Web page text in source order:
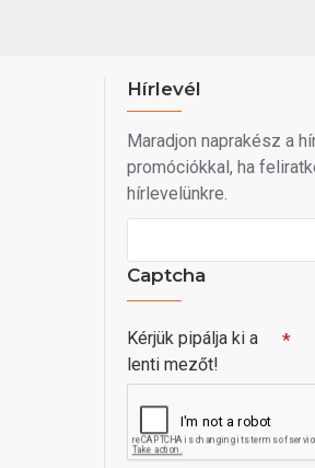
Hírlevél
Maradjon naprakész a
promóciókkal, ha
hírlevelünkre.
Captcha
Kérjük pipálja ki a
lenti mezőt!